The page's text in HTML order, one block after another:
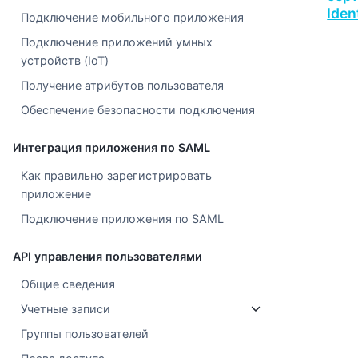
Подключение мобильного приложения
Подключение приложений умных
устройств (IoT)
Получение атрибутов пользователя
Обеспечение безопасности подключения
Интеграция приложения по SAML
Как правильно зарегистрировать
приложение
Подключение приложения по SAML
API управления пользователями
Общие сведения
Учетные записи
Группы пользователей